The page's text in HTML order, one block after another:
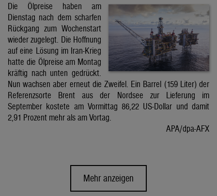
Die Ölpreise haben am
Dienstag nach dem scharfen
Rückgang zum Wochenstart
wieder zugelegt. Die Hoffnung
auf eine Lösung im Iran-Krieg
hatte die Ölpreise am Montag
kräftig nach unten gedrückt.
Nun wachsen aber erneut die Zweifel. Ein Barrel (159 Liter) der
Referenzsorte Brent aus der Nordsee zur Lieferung im
September kostete am Vormittag 86,22 US-Dollar und damit
2,91 Prozent mehr als am Vortag.
APA/dpa-AFX
Mehr anzeigen